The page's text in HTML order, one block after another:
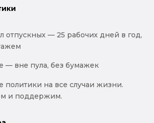
отпускных — 25 рабочих дней в год,
— вне пула, без бумажек
политики на все случаи жизни.
и поддержим.